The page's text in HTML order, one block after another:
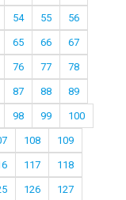
54 55 56
65 66 67
76 77 78
87 88 89
98 99 100
108 109
117 118
126 127